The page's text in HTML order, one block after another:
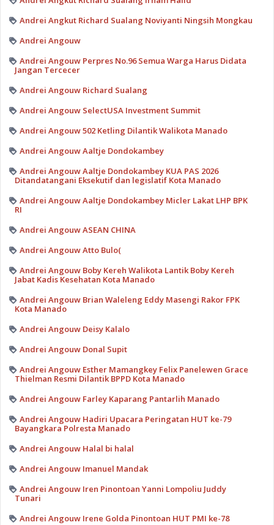
Andrei Angkut Richard Sualang Noviyanti Ningsih Mongkau
Andrei Angouw
Andrei Angouw Perpres No.96 Semua Warga Harus Didata
Jangan Tercecer
Andrei Angouw Richard Sualang
Andrei Angouw SelectUSA Investment Summit
Andrei Angouw 502 Ketling Dilantik Walikota Manado
Andrei Angouw Aaltje Dondokambey
Andrei Angouw Aaltje Dondokambey KUA PAS 2026
Ditandatangani Eksekutif dan legislatif Kota Manado
Andrei Angouw Aaltje Dondokambey Micler Lakat LHP BPK
RI
Andrei Angouw ASEAN CHINA
Andrei Angouw Atto Bulo(
Andrei Angouw Boby Kereh Walikota Lantik Boby Kereh
Jabat Kadis Kesehatan Kota Manado
Andrei Angouw Brian Waleleng Eddy Masengi Rakor FPK
Kota Manado
Andrei Angouw Deisy Kalalo
Andrei Angouw Donal Supit
Andrei Angouw Esther Mamangkey Felix Panelewen Grace
Thielman Resmi Dilantik BPPD Kota Manado
Andrei Angouw Farley Kaparang Pantarlih Manado
Andrei Angouw Hadiri Upacara Peringatan HUT ke-79
Bayangkara Polresta Manado
Andrei Angouw Halal bi halal
Andrei Angouw Imanuel Mandak
Andrei Angouw Iren Pinontoan Yanni Lompoliu Juddy
Tunari
Andrei Angouw Irene Golda Pinontoan HUT PMI ke-78